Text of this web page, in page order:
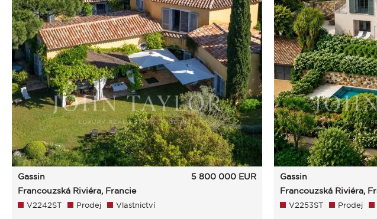
Gassin
Francouzská Riviéra, Francie
5 800 000 EUR
V2242ST Prodej Vlastnictví
Gassin
Francouzská Riviéra,
V2253ST Prodej